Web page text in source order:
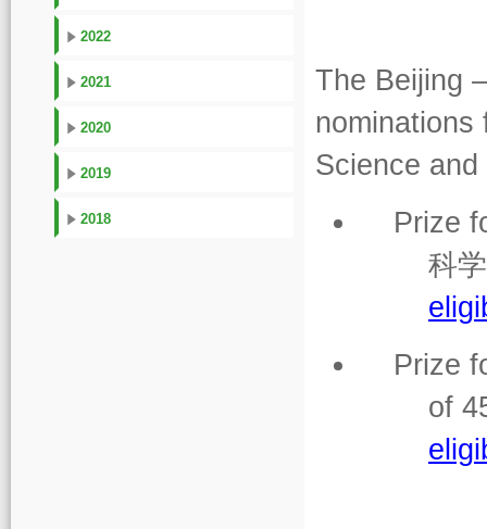
2022
2021
2020
2019
2018
The Beijing
nominations
Science
Prize
科
Prize
of